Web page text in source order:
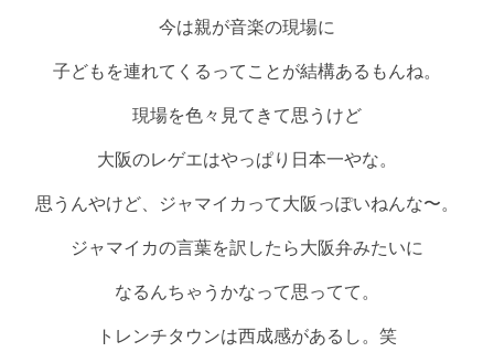
今は親が音楽の現場に
子どもを連れてくるってことが結構あるもんね。
現場を色々見てきて思うけど
大阪のレゲエはやっぱり日本一やな。
思うんやけど、ジャマイカって大阪っぽいねんな〜。
ジャマイカの言葉を訳したら大阪弁みたいに
なるんちゃうかなって思ってて。
トレンチタウンは西成感があるし。笑